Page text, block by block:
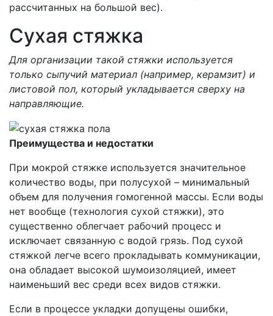
рассчитанных на большой вес).
Сухая стяжка
Для организации такой стяжки используется
только сыпучий материал (например, керамзит) и
листовой пол, который укладывается сверху на
направляющие.
Преимущества и недостатки
При мокрой стяжке используется значительное
количество воды, при полусухой – минимальный
объем для получения гомогенной массы. Если воды
нет вообще (технология сухой стяжки), это
существенно облегчает рабочий процесс и
исключает связанную с водой грязь. Под сухой
стяжкой легче всего прокладывать коммуникации,
она обладает высокой шумоизоляцией, имеет
наименьший вес среди всех видов стяжки.
Если в процессе укладки допущены ошибки,